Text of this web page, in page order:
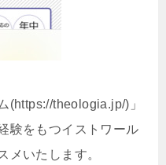
(https://theologia.jp/)」
験をもつイストワール
メいたします。